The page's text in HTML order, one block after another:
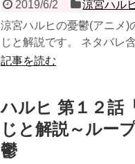
2019/6/2
涼宮ハル
涼宮ハルヒの憂鬱(アニメ)
じと解説です。 ネタバレ
記事を読む
ハルヒ 第１２話
じと解説～ルー
鬱